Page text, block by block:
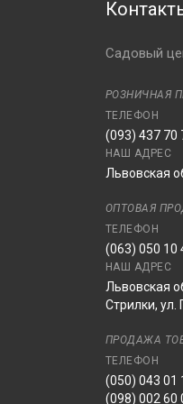
Еллоу
Опал
Садовый
РОЗНИЧНАЯ
ТЕЛЕФОН
(093) 437 70
НАШ АДРЕС
Львовская
ОПТОВАЯ
ТЕЛЕФОН
(063) 050 10
НАШ АДРЕС
Львовская
Стрилки, ул.
ПРОДАЖА
ТЕЛЕФОН
(050) 043 01
(098) 002 60